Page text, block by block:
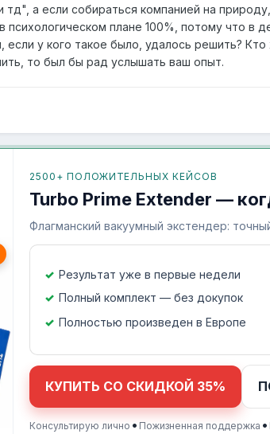
и тд", а если собираться компанией на
психологическом плане 100%, потому что в
если у кого такое было, удалось решить?
то был бы рад услышать ваш опыт.
2500+ ПОЛОЖИТЕЛЬНЫХ КЕЙСОВ
Turbo Prime Extender —
Флагманский вакуумный экстендер:
Результат уже в первые недели
Полный комплект — без докупок
Полностью произведен в Европе
КУПИТЬ СО СКИДКОЙ 35%
Консультирую лично • Пожизненная поддержка •